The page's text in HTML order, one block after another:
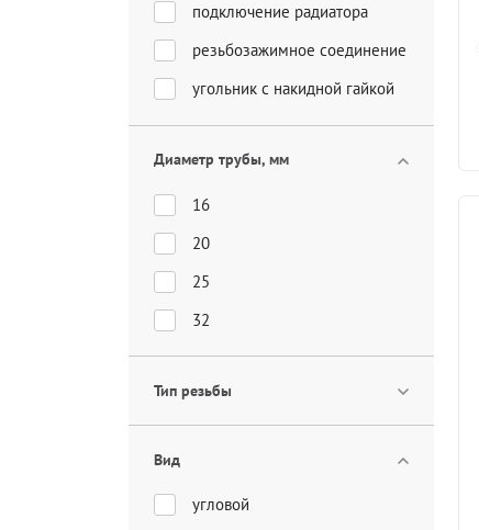
подключение радиатора
резьбозажимное соединение
угольник с накидной гайкой
Диаметр трубы, мм
16
20
25
32
Тип резьбы
Вид
угловой